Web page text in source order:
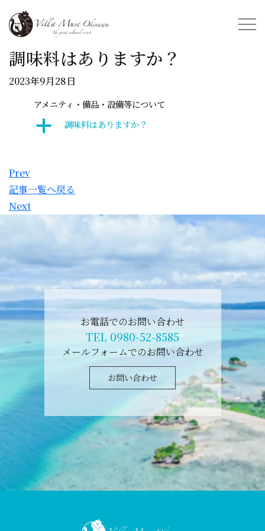
調味料はありますか？
2023年9月28日
アメニティ・備品・設備等について
a 調味料はありますか？
Prev
記事一覧へ戻る
Next
お電話でのお問い合わせ
TEL 0980-52-8585
メールフォームでのお問い合わせ
お問い合わせ